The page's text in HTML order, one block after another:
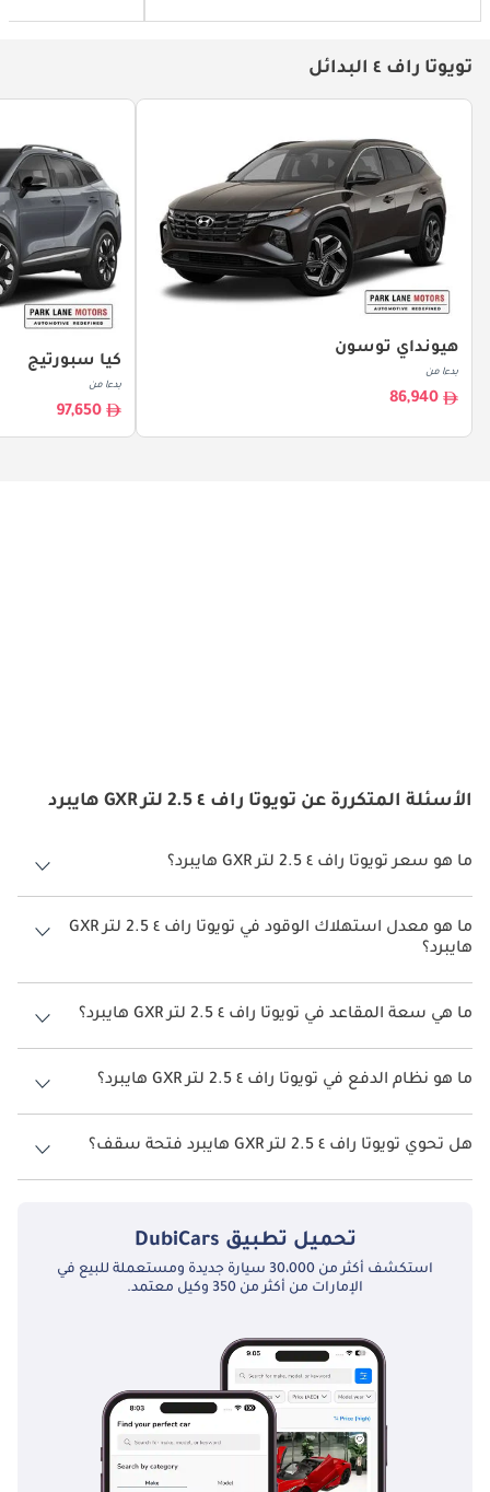
تويوتا راف ٤ البدائل
هيونداي توسون
بدءا من
86,940
كيا سبورتيج
بدءا من
97,650
الأسئلة المتكررة عن تويوتا راف ٤ 2.5 لتر GXR هايبرد
ما هو سعر تويوتا راف ٤ 2.5 لتر GXR هايبرد؟
سعر تويوتا راف ٤ 2.5 لتر GXR هايبرد هو درهم 132,900.
ما هو معدل استهلاك الوقود في تويوتا راف ٤ 2.5 لتر GXR
هايبرد؟
يبلغ معدل استهلاك الوقود المقترح من الشركة المصنعة لسيارة تويوتا راف
ما هي سعة المقاعد في تويوتا راف ٤ 2.5 لتر GXR هايبرد؟
تتسع تويوتا راف ٤ 2.5 لتر GXR هايبرد لأ 5 أشخاص.
ما هو نظام الدفع في تويوتا راف ٤ 2.5 لتر GXR هايبرد؟
نظام الدفع في تويوتا راف ٤ All Wheel Drive 2.5 لتر GXR هايبرد.
هل تحوي تويوتا راف ٤ 2.5 لتر GXR هايبرد فتحة سقف؟
نعم توفر تويوتا راف ٤ 2.5 لتر GXR هايبرد فتحة السقف كخيار.
تحميل تطبيق DubiCars
استكشف أكثر من 30،000 سيارة جديدة ومستعملة للبيع في
الإمارات من أكثر من 350 وكيل معتمد.